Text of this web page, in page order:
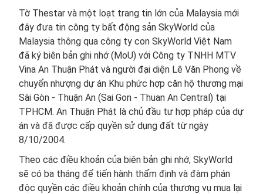
Tờ Thestar và một loạt trang tin lớn của Malaysia mới
đây đưa tin công ty bất động sản SkyWorld của
Malaysia thông qua công ty con SkyWorld Việt Nam
đã ký biên bản ghi nhớ (MoU) với Công ty TNHH MTV
Vina An Thuận Phát và người đại diện Lê Văn Phong về
chuyển nhượng dự án Khu phức hợp căn hộ thương mại
Sài Gòn - Thuận An (Sai Gon - Thuan An Central) tại
TPHCM. An Thuận Phát là chủ đầu tư hợp pháp của dự
án và đã được cấp quyền sử dụng đất từ ​​ngày
8/10/2004.
Theo các điều khoản của biên bản ghi nhớ, SkyWorld
sẽ có ba tháng để tiến hành thẩm định và đàm phán
độc quyền các điều khoản chính của thương vụ mua lại